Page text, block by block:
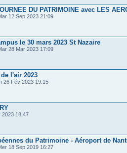
DU PATRIMOINE avec LES
12 Sep 2023 21:09
le 30 mars 2023 St Nazaire
28 Mar 2023 17:09
l'air 2023
26 Fév 2023 19:15
2023 18:47
du Patrimoine - Aéroport de
18 Sep 2019 16:27